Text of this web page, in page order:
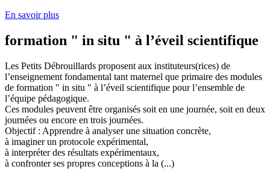
En savoir plus
formation " in situ " à l’éveil scientifique
Les Petits Débrouillards proposent aux instituteurs(rices) de
l’enseignement fondamental tant maternel que primaire des modules
de formation " in situ " à l’éveil scientifique pour l’ensemble de
l’équipe pédagogique.
Ces modules peuvent être organisés soit en une journée, soit en deux
journées ou encore en trois journées.
Objectif : Apprendre à analyser une situation concrète,
à imaginer un protocole expérimental,
à interpréter des résultats expérimentaux,
à confronter ses propres conceptions à la (...)